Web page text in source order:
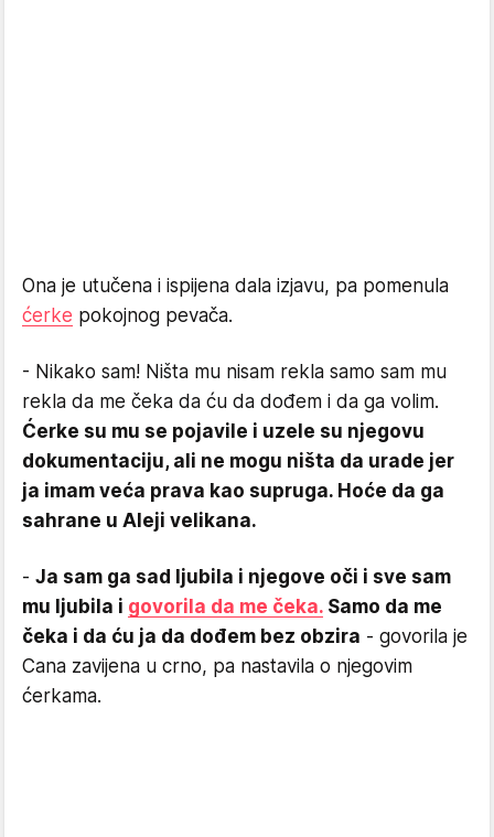
Ona je utučena i ispijena dala izjavu, pa pomenula
ćerke pokojnog pevača.
- Nikako sam! Ništa mu nisam rekla samo sam mu
rekla da me čeka da ću da dođem i da ga volim.
Ćerke su mu se pojavile i uzele su njegovu
dokumentaciju, ali ne mogu ništa da urade jer
ja imam veća prava kao supruga. Hoće da ga
sahrane u Aleji velikana.
- Ja sam ga sad ljubila i njegove oči i sve sam
mu ljubila i govorila da me čeka. Samo da me
čeka i da ću ja da dođem bez obzira - govorila je
Cana zavijena u crno, pa nastavila o njegovim
ćerkama.